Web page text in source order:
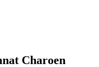
Charoen